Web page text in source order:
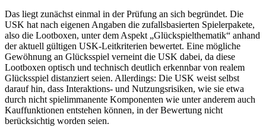
Das liegt zunächst einmal in der Prüfung an sich begründet. Die
USK hat nach eigenen Angaben die zufallsbasierten Spielerpakete,
also die Lootboxen, unter dem Aspekt „Glückspielthematik“ anhand
der aktuell gültigen USK-Leitkriterien bewertet. Eine mögliche
Gewöhnung an Glücksspiel verneint die USK dabei, da diese
Lootboxen optisch und technisch deutlich erkennbar von realem
Glücksspiel distanziert seien. Allerdings: Die USK weist selbst
darauf hin, dass Interaktions- und Nutzungsrisiken, wie sie etwa
durch nicht spielimmanente Komponenten wie unter anderem auch
Kauffunktionen entstehen können, in der Bewertung nicht
berücksichtig worden seien.